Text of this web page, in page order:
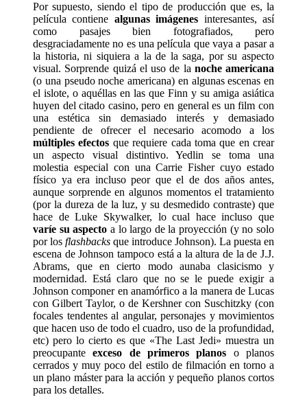
Por supuesto, siendo el tipo de producción que es, la
película contiene algunas imágenes interesantes, así
como pasajes bien fotografiados, pero
desgraciadamente no es una película que vaya a pasar a
la historia, ni siquiera a la de la saga, por su aspecto
visual. Sorprende quizá el uso de la noche americana
(o una pseudo noche americana) en algunas escenas en
el islote, o aquéllas en las que Finn y su amiga asiática
huyen del citado casino, pero en general es un film con
una estética sin demasiado interés y demasiado
pendiente de ofrecer el necesario acomodo a los
múltiples efectos que requiere cada toma que en crear
un aspecto visual distintivo. Yedlin se toma una
molestia especial con una Carrie Fisher cuyo estado
físico ya era incluso peor que el de dos años antes,
aunque sorprende en algunos momentos el tratamiento
(por la dureza de la luz, y su desmedido contraste) que
hace de Luke Skywalker, lo cual hace incluso que
varíe su aspecto a lo largo de la proyección (y no solo
por los flashbacks que introduce Johnson). La puesta en
escena de Johnson tampoco está a la altura de la de J.J.
Abrams, que en cierto modo aunaba clasicismo y
modernidad. Está claro que no se le puede exigir a
Johnson componer en anamórfico a la manera de Lucas
con Gilbert Taylor, o de Kershner con Suschitzky (con
focales tendentes al angular, personajes y movimientos
que hacen uso de todo el cuadro, uso de la profundidad,
etc) pero lo cierto es que «The Last Jedi» muestra un
preocupanteexceso de primeros planos o planos
cerrados y muy poco del estilo de filmación en torno a
un plano máster para la acción y pequeño planos cortos
para los detalles.